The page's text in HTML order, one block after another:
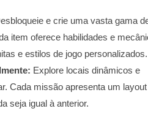
e crie uma vasta gama
item oferece habilidades e
e estilos de jogo personalizados.
Explore locais dinâmicos e
Cada missão apresenta um layout
seja igual à anterior.